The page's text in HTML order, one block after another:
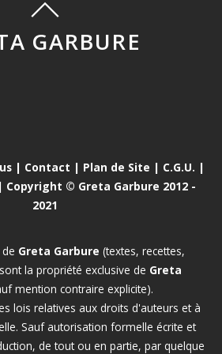
GARBURE
| Contact | Plan de Site | C.G.U. |
| Copyright © Greta Garbure 2012 -
2021
Greta Garbure (textes, recettes,
la propriété exclusive de Greta
mention contraire explicite).
lois relatives aux droits d'auteurs et à
Sauf autorisation formelle écrite et
de tout ou en partie, par quelque